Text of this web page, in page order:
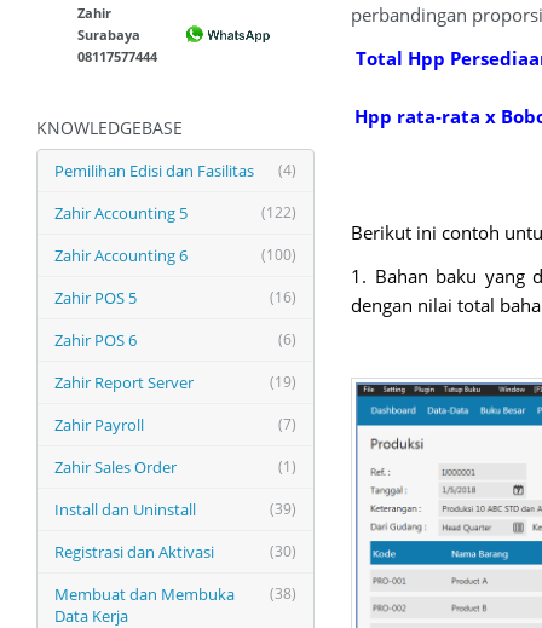
Zahir
Surabaya
08117577444
KNOWLEDGEBASE
(4)
Pemilihan Edisi dan Fasilitas
(122)
Zahir Accounting 5
(100)
Zahir Accounting 6
(16)
Zahir POS 5
(6)
Zahir POS 6
(19)
Zahir Report Server
(7)
Zahir Payroll
(1)
Zahir Sales Order
(39)
Install dan Uninstall
(30)
Registrasi dan Aktivasi
(38)
Membuat dan Membuka
Data Kerja
perbandingan
Total Hpp
Hpp rata-rata x
Berikut ini contoh
1. Bahan baku yang
dengan nilai total